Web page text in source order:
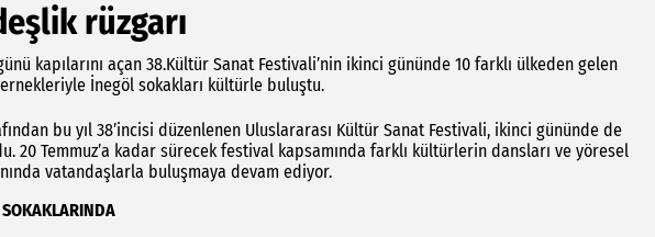
rüzgarı
kapılarını açan 38.Kültür Sanat Festivali’nin ikinci gününde 10 farklı ülkeden gelen
İnegöl sokakları kültürle buluştu.
bu yıl 38’incisi düzenlenen Uluslararası Kültür Sanat Festivali, ikinci gününde de
20 Temmuz’a kadar sürecek festival kapsamında farklı kültürlerin dansları ve yöresel
vatandaşlarla buluşmaya devam ediyor.